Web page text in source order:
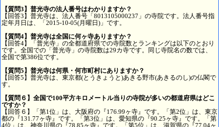
【質問3】普光寺の法人番号はわかりますか？
【回答3】普光寺は、法人番号「8013105000237」の寺院です。法人番号指
定年月日は、「2015-10-05(月曜日)」です。
【質問4】普光寺は全国に何ヶ寺ありますか？
【回答4】「普光寺」の全都道府県での寺院数とランキングは以下のとおり
です。全国での「普光寺」の寺院数は29カ寺です。同じ寺院名の数では、
全国で第386位です。
【質問5】普光寺は何県・何市町村にありますか？
【回答5】普光寺は、東京都(とうきょうと)あきる野市(あきるのし)の仏閣で
す。
【質問６】全国で100平方キロメートル当りの寺院が多いの都道府県はどこ
ですか？
【回答６】「第1位」は、大阪府の『176.99ヶ寺』です。「第2位」は、東京
都の『131.77ヶ寺』です。「第3位」は、愛知県の『90.25ヶ寺』です。「第
4位」は、神奈川県の『78.85ヶ寺』です。「第5位」は、滋賀県の『77.04ヶ